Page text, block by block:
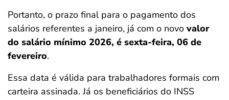
Portanto, o prazo final para o pagamento dos
salários referentes a janeiro, já com o novo valor
do salário mínimo 2026, é sexta-feira, 06 de
fevereiro.
Essa data é válida para trabalhadores formais com
carteira assinada. Já os beneficiários do INSS